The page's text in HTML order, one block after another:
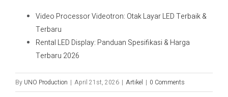
Video Processor Videotron: Otak Layar LED Terbaik &
Terbaru
Rental LED Display: Panduan Spesifikasi & Harga
Terbaru 2026
By UNO Production | April 21st, 2026 | Artikel | 0 Comments